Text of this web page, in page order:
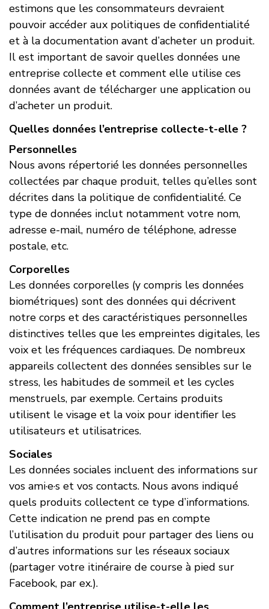
estimons que les consommateurs devraient
pouvoir accéder aux politiques de confidentialité
et à la documentation avant d’acheter un produit.
Il est important de savoir quelles données une
entreprise collecte et comment elle utilise ces
données avant de télécharger une application ou
d’acheter un produit.
Quelles données l’entreprise collecte-t-elle ?
Personnelles
Nous avons répertorié les données personnelles
collectées par chaque produit, telles qu’elles sont
décrites dans la politique de confidentialité. Ce
type de données inclut notamment votre nom,
adresse e-mail, numéro de téléphone, adresse
postale, etc.
Corporelles
Les données corporelles (y compris les données
biométriques) sont des données qui décrivent
notre corps et des caractéristiques personnelles
distinctives telles que les empreintes digitales, les
voix et les fréquences cardiaques. De nombreux
appareils collectent des données sensibles sur le
stress, les habitudes de sommeil et les cycles
menstruels, par exemple. Certains produits
utilisent le visage et la voix pour identifier les
utilisateurs et utilisatrices.
Sociales
Les données sociales incluent des informations sur
vos ami·e·s et vos contacts. Nous avons indiqué
quels produits collectent ce type d’informations.
Cette indication ne prend pas en compte
l’utilisation du produit pour partager des liens ou
d’autres informations sur les réseaux sociaux
(partager votre itinéraire de course à pied sur
Facebook, par ex.).